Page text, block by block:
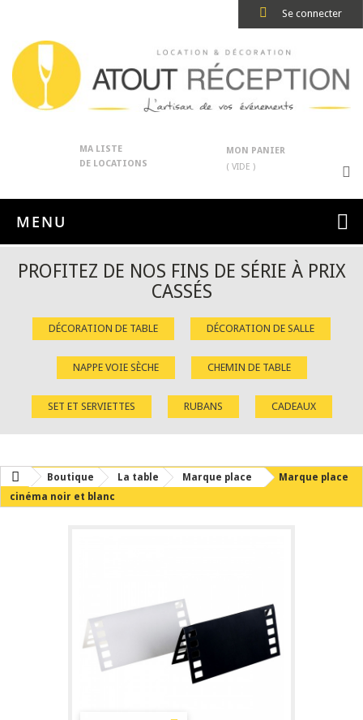
Se connecter
MA LISTE
DE LOCATIONS
MON PANIER
( VIDE )
MENU
PROFITEZ DE NOS FINS DE SÉRIE À PRIX
CASSÉS
DÉCORATION DE TABLE DÉCORATION DE SALLE
NAPPE VOIE SÈCHE CHEMIN DE TABLE
SET ET SERVIETTES RUBANS CADEAUX
Boutique La table Marque place
Marque place
cinéma noir et blanc